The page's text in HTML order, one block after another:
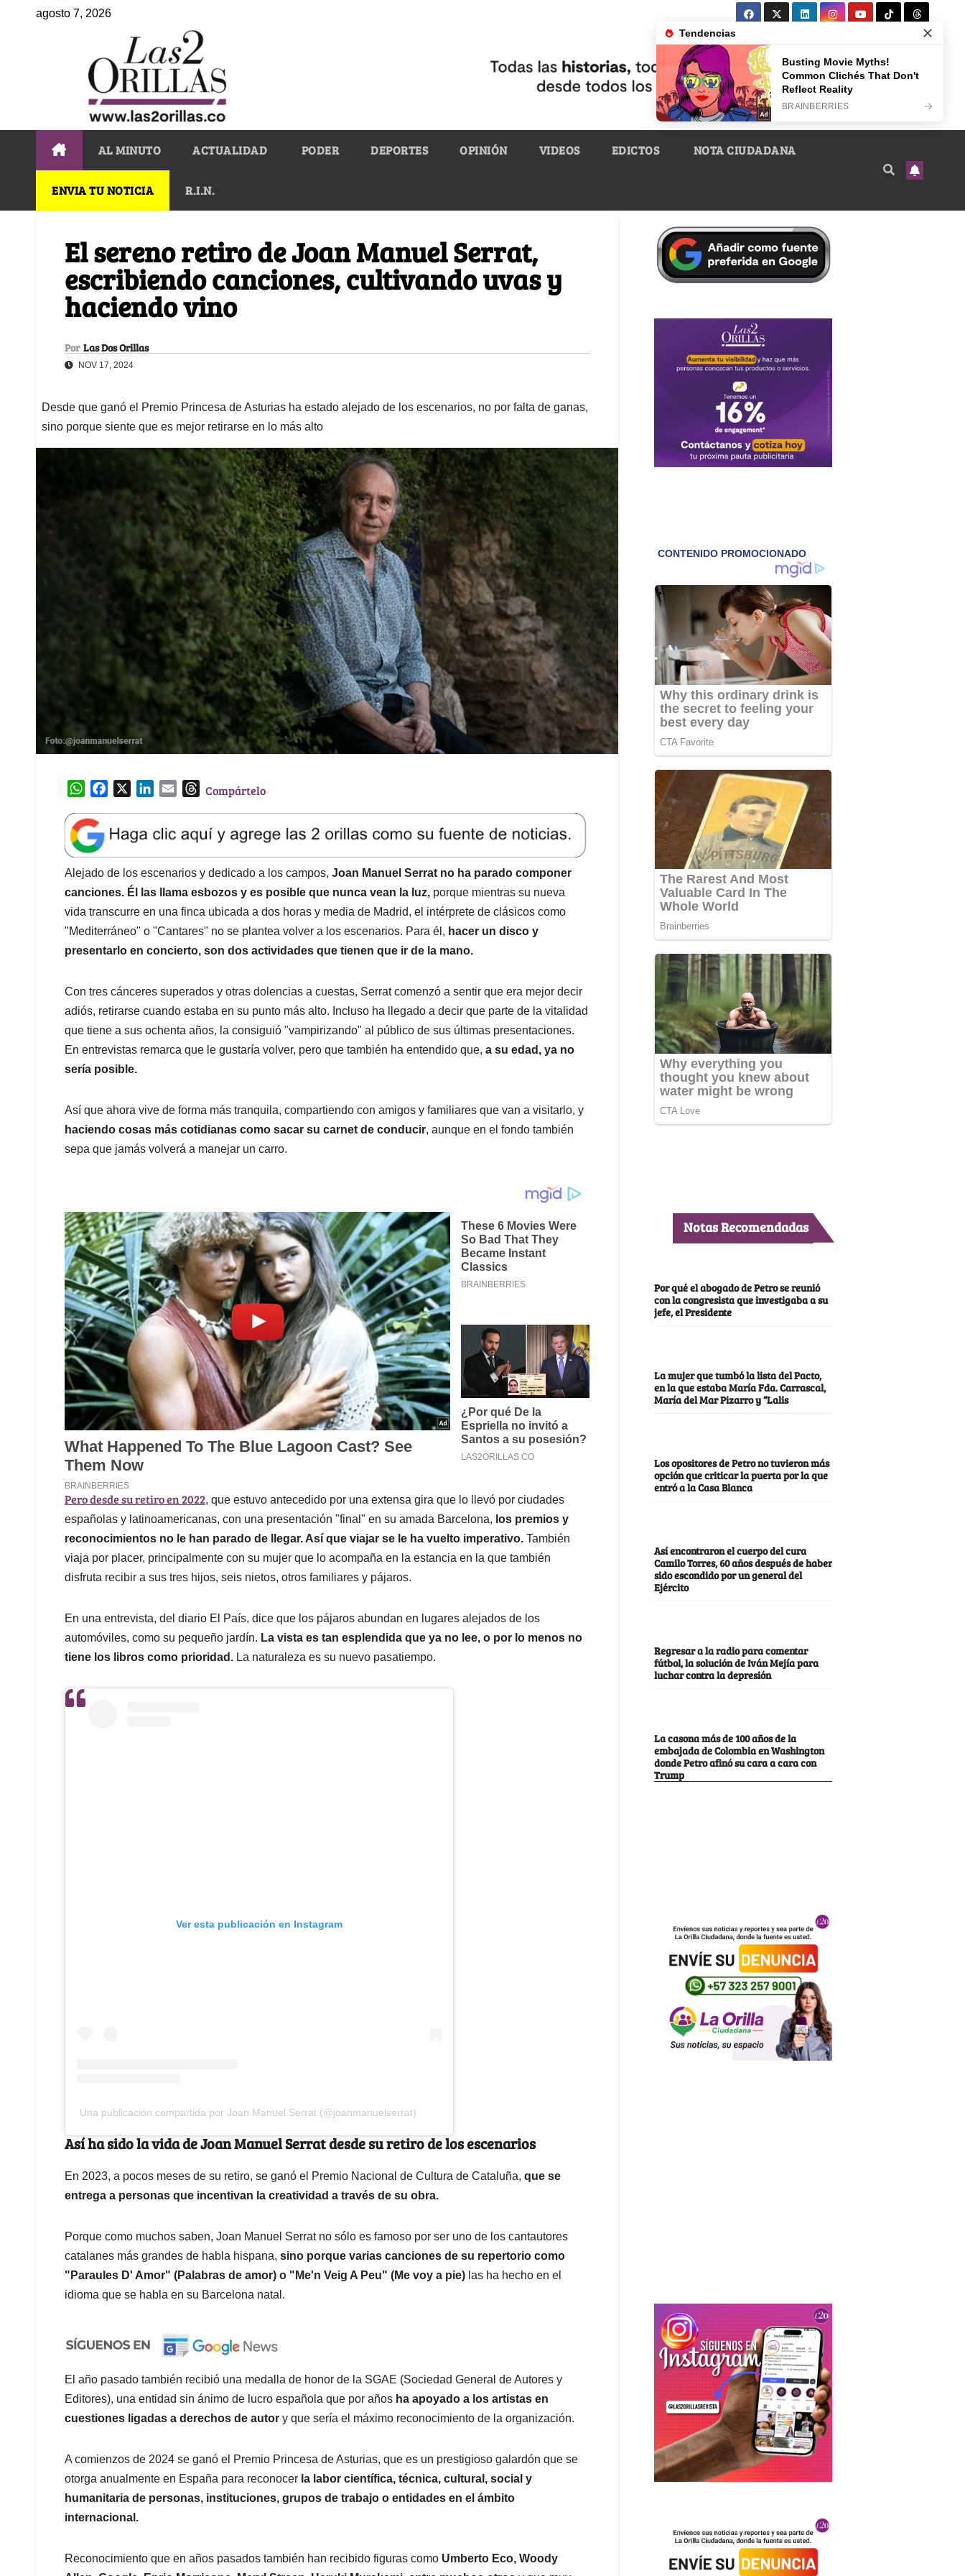
agosto 7, 2026
AL MINUTO ACTUALIDAD PODER DEPORTES OPINIÓN VIDEOS EDICTOS NOTA CIUDADANA
ENVIA TU NOTICIA R.I.N.
El sereno retiro de Joan Manuel Serrat,
escribiendo canciones, cultivando uvas y
haciendo vino
Por Las Dos Orillas
NOV 17, 2024
Desde que ganó el Premio Princesa de Asturias ha estado alejado de los escenarios, no por falta de ganas,
sino porque siente que es mejor retirarse en lo más alto
W
a
t
s
A
p
p
e
b
o
o
k
k
e
d
I
n
l
T
e
a
d
s
Compártelo
Alejado de los escenarios y dedicado a los campos, Joan Manuel Serrat no ha parado componer
canciones. Él las llama esbozos y es posible que nunca vean la luz, porque mientras su nueva
vida transcurre en una finca ubicada a dos horas y media de Madrid, el intérprete de clásicos como
"Mediterráneo" o "Cantares" no se plantea volver a los escenarios. Para él, hacer un disco y
presentarlo en concierto, son dos actividades que tienen que ir de la mano.
Con tres cánceres superados y otras dolencias a cuestas, Serrat comenzó a sentir que era mejor decir
adiós, retirarse cuando estaba en su punto más alto. Incluso ha llegado a decir que parte de la vitalidad
que tiene a sus ochenta años, la consiguió "vampirizando" al público de sus últimas presentaciones.
En entrevistas remarca que le gustaría volver, pero que también ha entendido que, a su edad, ya no
sería posible.
Así que ahora vive de forma más tranquila, compartiendo con amigos y familiares que van a visitarlo, y
haciendo cosas más cotidianas como sacar su carnet de conducir, aunque en el fondo también
sepa que jamás volverá a manejar un carro.
Pero desde su retiro en 2022, que estuvo antecedido por una extensa gira que lo llevó por ciudades
españolas y latinoamericanas, con una presentación "final" en su amada Barcelona, los premios y
reconocimientos no le han parado de llegar. Así que viajar se le ha vuelto imperativo. También
viaja por placer, principalmente con su mujer que lo acompaña en la estancia en la que también
disfruta recibir a sus tres hijos, seis nietos, otros familiares y pájaros.
En una entrevista, del diario El País, dice que los pájaros abundan en lugares alejados de los
automóviles, como su pequeño jardín. La vista es tan esplendida que ya no lee, o por lo menos no
tiene los libros como prioridad. La naturaleza es su nuevo pasatiempo.
Ver esta publicación en Instagram
Una publicación compartida por Joan Manuel Serrat (@joanmanuelserrat)
Así ha sido la vida de Joan Manuel Serrat desde su retiro de los escenarios
En 2023, a pocos meses de su retiro, se ganó el Premio Nacional de Cultura de Cataluña, que se
entrega a personas que incentivan la creatividad a través de su obra.
Porque como muchos saben, Joan Manuel Serrat no sólo es famoso por ser uno de los cantautores
catalanes más grandes de habla hispana, sino porque varias canciones de su repertorio como
"Paraules D' Amor" (Palabras de amor) o "Me'n Veig A Peu" (Me voy a pie) las ha hecho en el
idioma que se habla en su Barcelona natal.
El año pasado también recibió una medalla de honor de la SGAE (Sociedad General de Autores y
Editores), una entidad sin ánimo de lucro española que por años ha apoyado a los artistas en
cuestiones ligadas a derechos de autor y que sería el máximo reconocimiento de la organización.
A comienzos de 2024 se ganó el Premio Princesa de Asturias, que es un prestigioso galardón que se
otorga anualmente en España para reconocer la labor científica, técnica, cultural, social y
humanitaria de personas, instituciones, grupos de trabajo o entidades en el ámbito
internacional.
Reconocimiento que en años pasados también han recibido figuras como Umberto Eco, Woody
Notas Recomendadas
Por qué el abogado de Petro se reunió
con la congresista que investigaba a su
jefe, el Presidente
La mujer que tumbó la lista del Pacto,
en la que estaba María Fda. Carrascal,
María del Mar Pizarro y “Lalis
Los opositores de Petro no tuvieron más
opción que criticar la puerta por la que
entró a la Casa Blanca
Así encontraron el cuerpo del cura
Camilo Torres, 60 años después de haber
sido escondido por un general del
Ejército
Regresar a la radio para comentar
fútbol, la solución de Iván Mejía para
luchar contra la depresión
La casona más de 100 años de la
embajada de Colombia en Washington
donde Petro afinó su cara a cara con
Trump